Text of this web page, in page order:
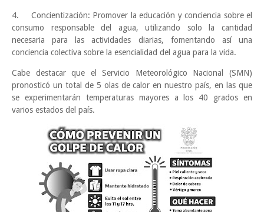
4.
Concientización: Promover la educación y conciencia sobre el
consumo responsable del agua, utilizando solo la cantidad
necesaria para las actividades diarias, fomentando así una
conciencia colectiva sobre la esencialidad del agua para la vida.
Cabe destacar que el Servicio Meteorológico Nacional (SMN)
pronosticó un total de 5 olas de calor en nuestro país, en las que
se experimentarán temperaturas mayores a los 40 grados en
varios estados del país.